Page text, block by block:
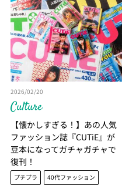
Culture
2026/02/20
【懐かしすぎる！】あの人気
ファッション誌『CUTiE』が
豆本になってガチャガチャで
復刊！
プチプラ 40代ファッション